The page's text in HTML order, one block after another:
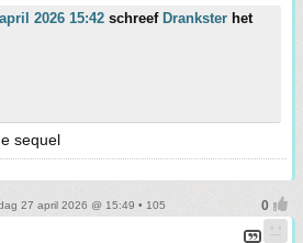
2026 15:42 schreef Drankster het
sequel
27 april 2026 @ 15:49 • 105